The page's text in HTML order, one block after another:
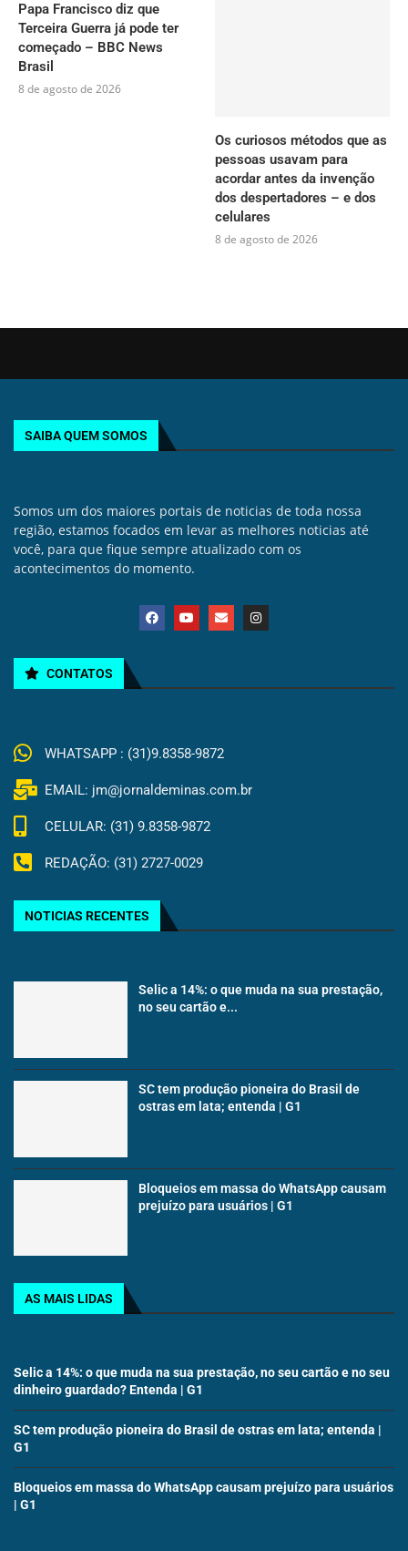
Papa Francisco diz que
Terceira Guerra já pode ter
começado – BBC News
Brasil
8 de agosto de 2026
Os curiosos métodos que as
pessoas usavam para
acordar antes da invenção
dos despertadores – e dos
celulares
8 de agosto de 2026
SAIBA QUEM SOMOS
Somos um dos maiores portais de noticias de toda nossa
região, estamos focados em levar as melhores noticias até
você, para que fique sempre atualizado com os
acontecimentos do momento.
CONTATOS
WHATSAPP : (31)9.8358-9872
EMAIL: jm@jornaldeminas.com.br
CELULAR: (31) 9.8358-9872
REDAÇÃO: (31) 2727-0029
NOTICIAS RECENTES
Selic a 14%: o que muda na sua prestação,
no seu cartão e...
SC tem produção pioneira do Brasil de
ostras em lata; entenda | G1
Bloqueios em massa do WhatsApp causam
prejuízo para usuários | G1
AS MAIS LIDAS
Selic a 14%: o que muda na sua prestação, no seu cartão e no seu
dinheiro guardado? Entenda | G1
SC tem produção pioneira do Brasil de ostras em lata; entenda |
G1
Bloqueios em massa do WhatsApp causam prejuízo para usuários
| G1